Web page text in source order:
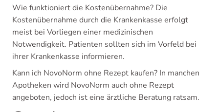
Wie funktioniert die Kostenübernahme? Die
Kostenübernahme durch die Krankenkasse erfolgt
meist bei Vorliegen einer medizinischen
Notwendigkeit. Patienten sollten sich im Vorfeld bei
ihrer Krankenkasse informieren.
Kann ich NovoNorm ohne Rezept kaufen? In manchen
Apotheken wird NovoNorm auch ohne Rezept
angeboten, jedoch ist eine ärztliche Beratung ratsam.